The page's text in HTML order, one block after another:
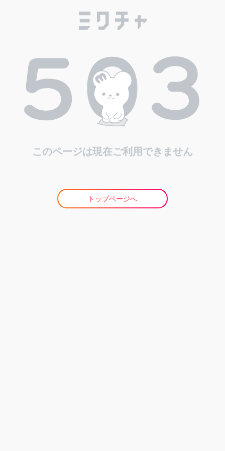
このページは現在ご利用できません